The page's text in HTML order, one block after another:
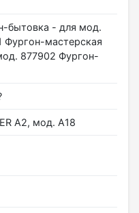
бытовка - для мод.
Фургон-мастерская
877902 Фургон-
A2, мод. A18